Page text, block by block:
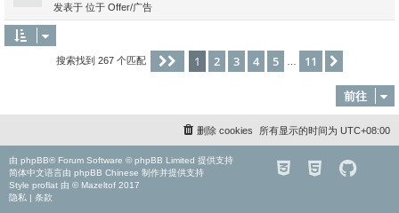
发表于 位于 Offer/广告
搜索找到 267 个匹配 分页：1 11
1 2 3 4 5 11
前往
所有显示的时间为 UTC+08:00
删除 cookies
由 phpBB® Forum Software © phpBB Limited 提供支持
简体中文语言由 phpBB Chinese 制作并提供支持
Style proflat 由 © Mazeltof 2017
隐私 | 条款